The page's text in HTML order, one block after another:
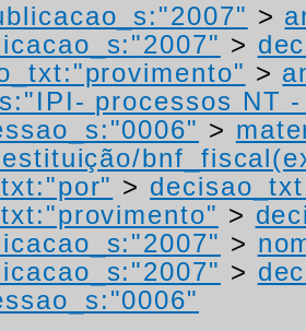
>
>
>
processos NT
>
>
>
>
>